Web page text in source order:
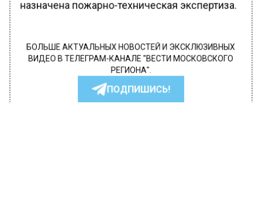
назначена пожарно-техническая экспертиза.
БОЛЬШЕ АКТУАЛЬНЫХ НОВОСТЕЙ И ЭКСКЛЮЗИВНЫХ
ВИДЕО В ТЕЛЕГРАМ-КАНАЛЕ "ВЕСТИ МОСКОВСКОГО
РЕГИОНА".
ПОДПИШИСЬ!